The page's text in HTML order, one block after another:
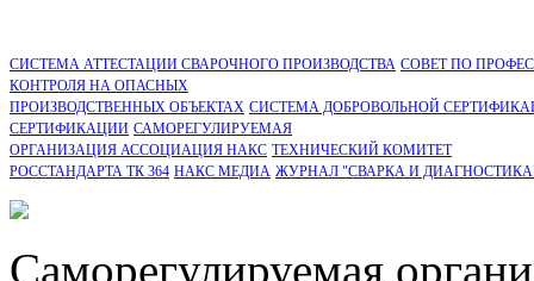
СИСТЕМА АТТЕСТАЦИИ СВАРОЧНОГО ПРОИЗВОДСТВА СОВЕТ ПО
КОНТРОЛЯ НА ОПАСНЫХ
ПРОИЗВОДСТВЕННЫХ ОБЪЕКТАХ СИСТЕМА ДОБРОВОЛЬНОЙ
CЕРТИФИКАЦИИ САМОРЕГУЛИРУЕМАЯ
ОРГАНИЗАЦИЯ АССОЦИАЦИЯ НАКС ТЕХНИЧЕСКИЙ КОМИТЕТ
РОССТАНДАРТА ТК 364 НАКС МЕДИА ЖУРНАЛ "СВАРКА И
Саморегулируемая